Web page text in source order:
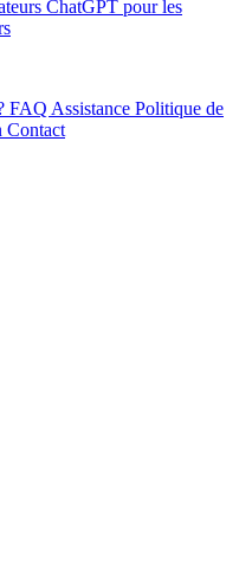
ChatGPT pour les
FAQ Assistance Politique de
Contact